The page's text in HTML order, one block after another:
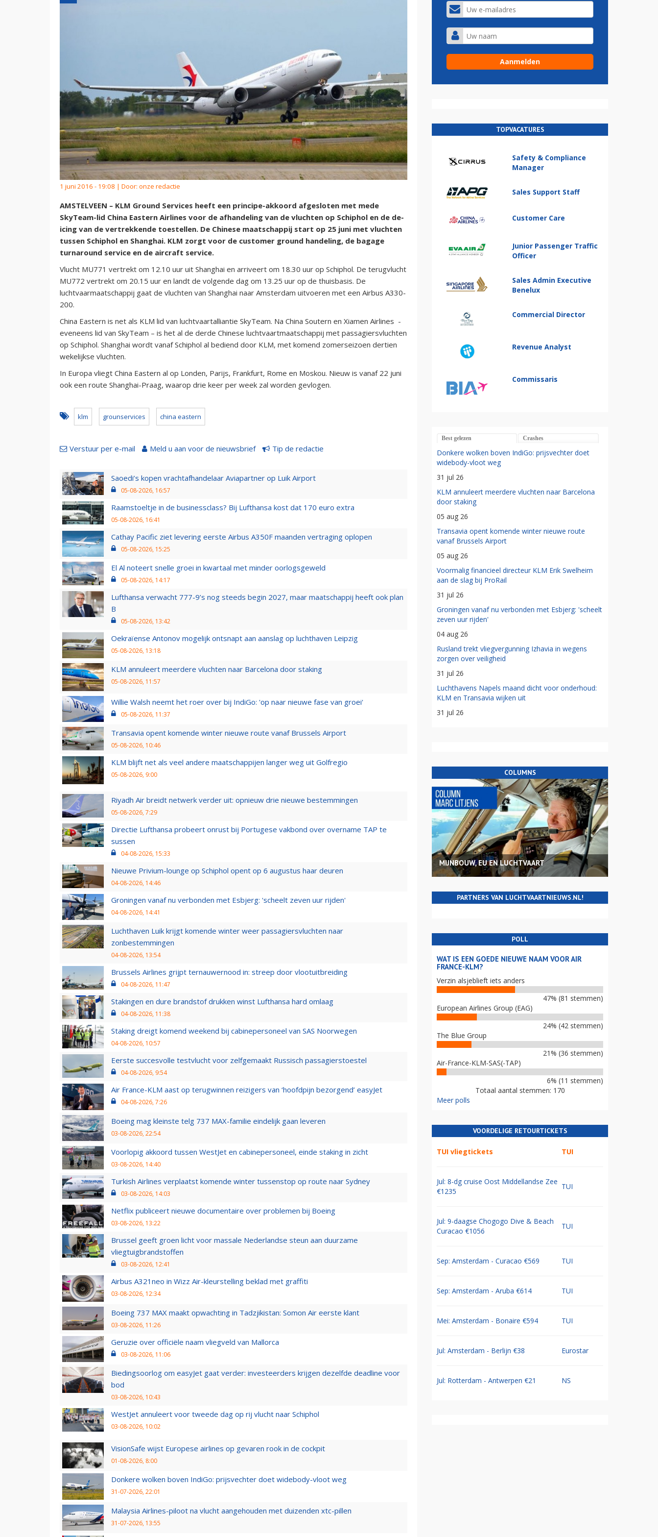
1 juni 2016 - 19:08 | Door: onze redactie
AMSTELVEEN – KLM Ground Services heeft een principe-akkoord afgesloten met mede
SkyTeam-lid China Eastern Airlines voor de afhandeling van de vluchten op Schiphol en de de-
icing van de vertrekkende toestellen. De Chinese maatschappij start op 25 juni met vluchten
tussen Schiphol en Shanghai. KLM zorgt voor de customer ground handeling, de bagage
turnaround service en de aircraft service.
Vlucht MU771 vertrekt om 12.10 uur uit Shanghai en arriveert om 18.30 uur op Schiphol. De terugvlucht
MU772 vertrekt om 20.15 uur en landt de volgende dag om 13.25 uur op de thuisbasis. De
luchtvaarmaatschappij gaat de vluchten van Shanghai naar Amsterdam uitvoeren met een Airbus A330-
200.
China Eastern is net als KLM lid van luchtvaartalliantie SkyTeam. Na China Soutern en Xiamen Airlines -
eveneens lid van SkyTeam – is het al de derde Chinese luchtvaartmaatschappij met passagiersvluchten
op Schiphol. Shanghai wordt vanaf Schiphol al bediend door KLM, met komend zomerseizoen dertien
wekelijkse vluchten.
In Europa vliegt China Eastern al op Londen, Parijs, Frankfurt, Rome en Moskou. Nieuw is vanaf 22 juni
ook een route Shanghai-Praag, waarop drie keer per week zal worden gevlogen.
klm grounservices china eastern
Verstuur per e-mail Meld u aan voor de nieuwsbrief Tip de redactie
Saoedi’s kopen vrachtafhandelaar Aviapartner op Luik Airport
05-08-2026, 16:57
Raamstoeltje in de businessclass? Bij Lufthansa kost dat 170 euro extra
05-08-2026, 16:41
Cathay Pacific ziet levering eerste Airbus A350F maanden vertraging oplopen
05-08-2026, 15:25
El Al noteert snelle groei in kwartaal met minder oorlogsgeweld
05-08-2026, 14:17
Lufthansa verwacht 777-9’s nog steeds begin 2027, maar maatschappij heeft ook plan
B
05-08-2026, 13:42
Oekraïense Antonov mogelijk ontsnapt aan aanslag op luchthaven Leipzig
05-08-2026, 13:18
KLM annuleert meerdere vluchten naar Barcelona door staking
05-08-2026, 11:57
Willie Walsh neemt het roer over bij IndiGo: 'op naar nieuwe fase van groei'
05-08-2026, 11:37
Transavia opent komende winter nieuwe route vanaf Brussels Airport
05-08-2026, 10:46
KLM blijft net als veel andere maatschappijen langer weg uit Golfregio
05-08-2026, 9:00
Riyadh Air breidt netwerk verder uit: opnieuw drie nieuwe bestemmingen
05-08-2026, 7:29
Directie Lufthansa probeert onrust bij Portugese vakbond over overname TAP te
sussen
04-08-2026, 15:33
Nieuwe Privium-lounge op Schiphol opent op 6 augustus haar deuren
04-08-2026, 14:46
Groningen vanaf nu verbonden met Esbjerg: 'scheelt zeven uur rijden'
04-08-2026, 14:41
Luchthaven Luik krijgt komende winter weer passagiersvluchten naar
zonbestemmingen
04-08-2026, 13:54
Brussels Airlines grijpt ternauwernood in: streep door vlootuitbreiding
04-08-2026, 11:47
Stakingen en dure brandstof drukken winst Lufthansa hard omlaag
04-08-2026, 11:38
Staking dreigt komend weekend bij cabinepersoneel van SAS Noorwegen
04-08-2026, 10:57
Eerste succesvolle testvlucht voor zelfgemaakt Russisch passagierstoestel
04-08-2026, 9:54
Air France-KLM aast op terugwinnen reizigers van ‘hoofdpijn bezorgend’ easyJet
04-08-2026, 7:26
Boeing mag kleinste telg 737 MAX-familie eindelijk gaan leveren
03-08-2026, 22:54
Voorlopig akkoord tussen WestJet en cabinepersoneel, einde staking in zicht
03-08-2026, 14:40
Turkish Airlines verplaatst komende winter tussenstop op route naar Sydney
03-08-2026, 14:03
Netflix publiceert nieuwe documentaire over problemen bij Boeing
03-08-2026, 13:22
Brussel geeft groen licht voor massale Nederlandse steun aan duurzame
vliegtuigbrandstoffen
03-08-2026, 12:41
Airbus A321neo in Wizz Air-kleurstelling beklad met graffiti
03-08-2026, 12:34
Boeing 737 MAX maakt opwachting in Tadzjikistan: Somon Air eerste klant
03-08-2026, 11:26
Geruzie over officiële naam vliegveld van Mallorca
03-08-2026, 11:06
Biedingsoorlog om easyJet gaat verder: investeerders krijgen dezelfde deadline voor
bod
03-08-2026, 10:43
WestJet annuleert voor tweede dag op rij vlucht naar Schiphol
03-08-2026, 10:02
VisionSafe wijst Europese airlines op gevaren rook in de cockpit
01-08-2026, 8:00
Donkere wolken boven IndiGo: prijsvechter doet widebody-vloot weg
31-07-2026, 22:01
Malaysia Airlines-piloot na vlucht aangehouden met duizenden xtc-pillen
31-07-2026, 13:55
TOPVACATURES
Safety & Compliance
Manager
Sales Support Staff
Customer Care
Junior Passenger Traffic
Officer
Sales Admin Executive
Benelux
Commercial Director
Revenue Analyst
Commissaris
Best gelezen Crashes
Donkere wolken boven IndiGo: prijsvechter doet
widebody-vloot weg
31 jul 26
KLM annuleert meerdere vluchten naar Barcelona
door staking
05 aug 26
Transavia opent komende winter nieuwe route
vanaf Brussels Airport
05 aug 26
Voormalig financieel directeur KLM Erik Swelheim
aan de slag bij ProRail
31 jul 26
Groningen vanaf nu verbonden met Esbjerg: 'scheelt
zeven uur rijden'
04 aug 26
Rusland trekt vliegvergunning Izhavia in wegens
zorgen over veiligheid
31 jul 26
Luchthavens Napels maand dicht voor onderhoud:
KLM en Transavia wijken uit
31 jul 26
COLUMNS
MIJNBOUW, EU EN LUCHTVAART
PARTNERS VAN LUCHTVAARTNIEUWS.NL!
POLL
WAT IS EEN GOEDE NIEUWE NAAM VOOR AIR
FRANCE-KLM?
Verzin alsjeblieft iets anders
47% (81 stemmen)
European Airlines Group (EAG)
24% (42 stemmen)
The Blue Group
21% (36 stemmen)
Air-France-KLM-SAS(-TAP)
6% (11 stemmen)
Totaal aantal stemmen: 170
Meer polls
VOORDELIGE RETOURTICKETS
TUI vliegtickets TUI
Jul: 8-dg cruise Oost Middellandse Zee
€1235
TUI
Jul: 9-daagse Chogogo Dive & Beach
Curacao €1056
TUI
Sep: Amsterdam - Curacao €569 TUI
Sep: Amsterdam - Aruba €614 TUI
Mei: Amsterdam - Bonaire €594 TUI
Jul: Amsterdam - Berlijn €38 Eurostar
Jul: Rotterdam - Antwerpen €21 NS